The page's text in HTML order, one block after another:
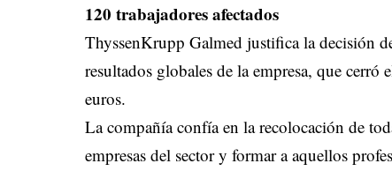
120 trabajadores afectados
ThyssenKrupp Galmed justifica la decisión
resultados globales de la empresa, que
euros.
La compañía confía en la recolocación de
empresas del sector y formar a aquellos